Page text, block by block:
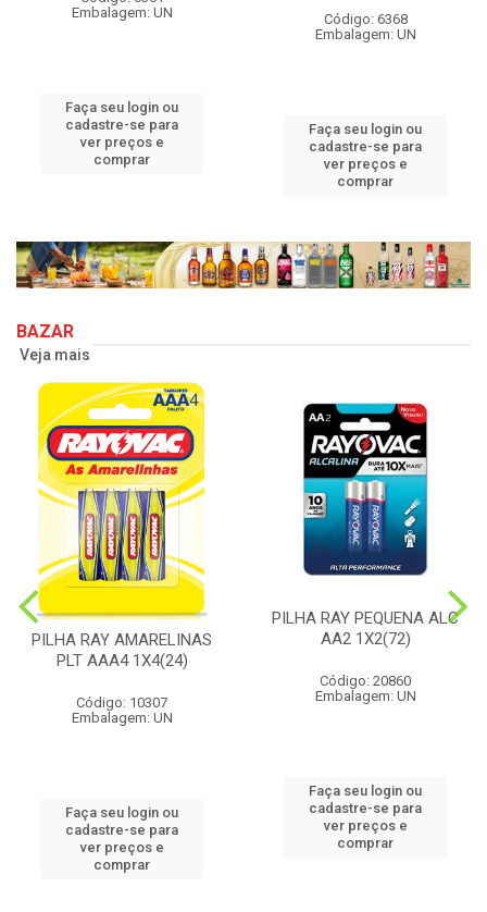
Embalagem: UN
Faça seu login ou
cadastre-se para
ver preços e
comprar
Código: 6368
Embalagem: UN
Faça seu login ou
cadastre-se para
ver preços e
comprar
BAZAR
Veja mais
PILHA RAY AMARELINAS
PLT AAA4 1X4(24)
Código: 10307
Embalagem: UN
Faça seu login ou
cadastre-se para
ver preços e
comprar
PILHA RAY PEQUENA ALC
AA2 1X2(72)
Código: 20860
Embalagem: UN
Faça seu login ou
cadastre-se para
ver preços e
comprar